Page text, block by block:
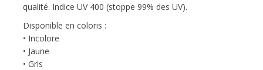
qualité. Indice UV 400 (stoppe 99% des UV).
Disponible en coloris :
• Incolore
• Jaune
• Gris